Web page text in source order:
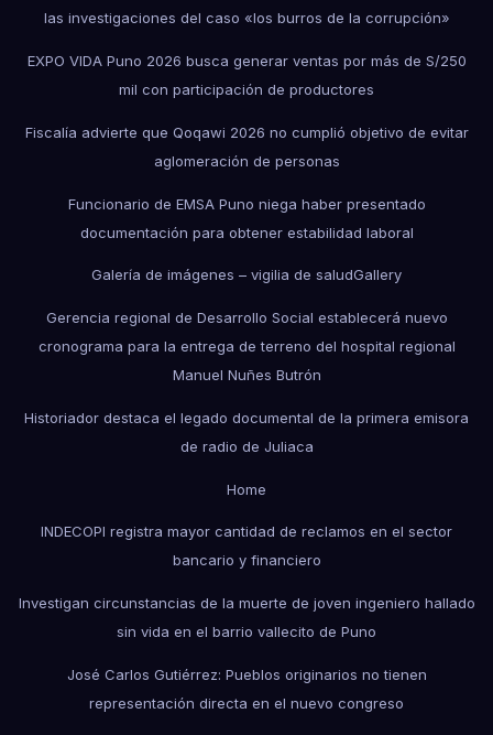
las investigaciones del caso «los burros de la corrupción»
EXPO VIDA Puno 2026 busca generar ventas por más de S/250
mil con participación de productores
Fiscalía advierte que Qoqawi 2026 no cumplió objetivo de evitar
aglomeración de personas
Funcionario de EMSA Puno niega haber presentado
documentación para obtener estabilidad laboral
Galería de imágenes – vigilia de saludGallery
Gerencia regional de Desarrollo Social establecerá nuevo
cronograma para la entrega de terreno del hospital regional
Manuel Nuñes Butrón
Historiador destaca el legado documental de la primera emisora
de radio de Juliaca
Home
INDECOPI registra mayor cantidad de reclamos en el sector
bancario y financiero
Investigan circunstancias de la muerte de joven ingeniero hallado
sin vida en el barrio vallecito de Puno
José Carlos Gutiérrez: Pueblos originarios no tienen
representación directa en el nuevo congreso